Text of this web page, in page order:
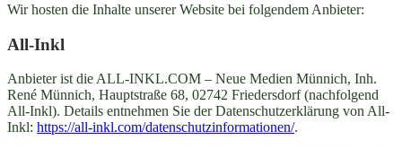
Wir hosten die Inhalte unserer Website bei folgendem Anbieter:
All-Inkl
Anbieter ist die ALL-INKL.COM – Neue Medien Münnich, Inh.
René Münnich, Hauptstraße 68, 02742 Friedersdorf (nachfolgend
All-Inkl). Details entnehmen Sie der Datenschutzerklärung von All-
Inkl: https://all-inkl.com/datenschutzinformationen/.